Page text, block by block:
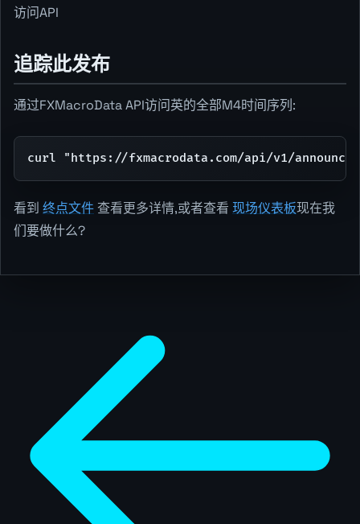
访问API
追踪此发布
通过FXMacroData API访问英的全部M4时间序列:
curl "https://fxmacrodata.com/api/v1/
看到 终点文件查看更多详情,或者查看 现场仪表板现在我
们要做什么?